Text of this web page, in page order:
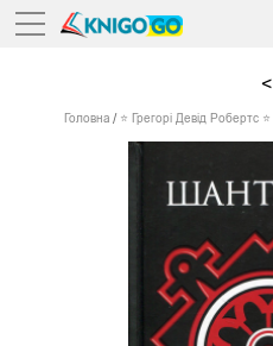
<
Головна ⭐ Грегорі Девід Робертс ⭐